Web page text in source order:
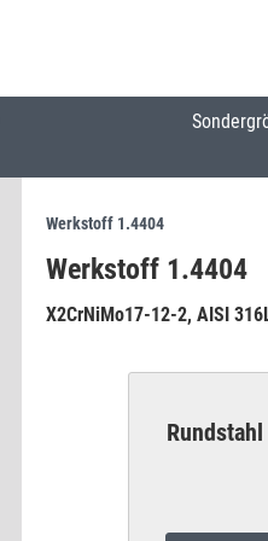
Werkstoff 1.4404
Werkstoff 1.4404
X2CrNiMo17-12-2, AISI